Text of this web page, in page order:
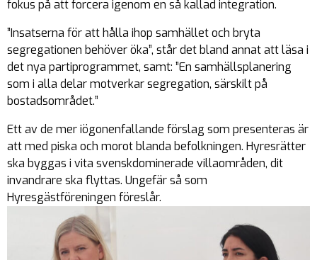
fokus på att forcera igenom en så kallad integration.
”Insatserna för att hålla ihop samhället och bryta
segregationen behöver öka”, står det bland annat att läsa i
det nya partiprogrammet, samt: ”En samhällsplanering
som i alla delar motverkar segregation, särskilt på
bostadsområdet.”
Ett av de mer iögonenfallande förslag som presenteras är
att med piska och morot blanda befolkningen. Hyresrätter
ska byggas i vita svenskdominerade villaområden, dit
invandrare ska flyttas. Ungefär så som
Hyresgästföreningen föreslår.